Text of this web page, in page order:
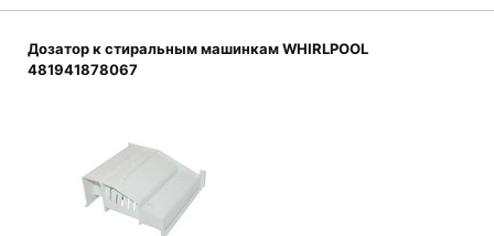
Дозатор к стиральным машинкам WHIRLPOOL
481941878067